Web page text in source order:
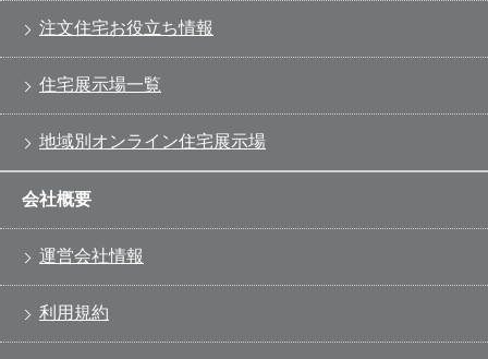
注文住宅お役立ち情報
住宅展示場一覧
地域別オンライン住宅展示場
会社概要
運営会社情報
利用規約